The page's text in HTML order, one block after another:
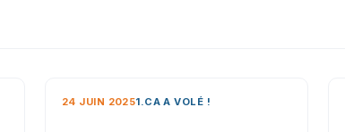
24 JUIN 20251.CA A VOLÉ !